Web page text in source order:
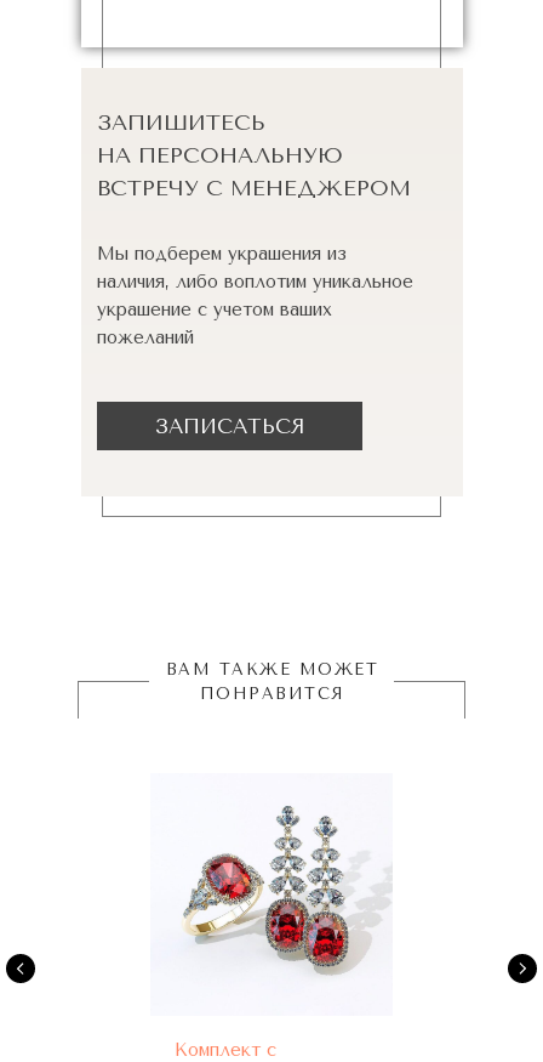
ЗАПИШИТЕСЬ
НА ПЕРСОНАЛЬНУЮ
ВСТРЕЧУ С МЕНЕДЖЕРОМ
Мы подберем украшения из
наличия, либо воплотим уникальное
украшение с учетом ваших
пожеланий
ЗАПИСАТЬСЯ
ВАМ ТАКЖЕ МОЖЕТ
ПОНРАВИТСЯ
Комплект с